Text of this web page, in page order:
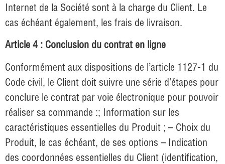
Internet de la Société sont à la charge du Client. Le
cas échéant également, les frais de livraison.
Article 4 : Conclusion du contrat en ligne
Conformément aux dispositions de l’article 1127-1 du
Code civil, le Client doit suivre une série d’étapes pour
conclure le contrat par voie électronique pour pouvoir
réaliser sa commande :; Information sur les
caractéristiques essentielles du Produit ; – Choix du
Produit, le cas échéant, de ses options – Indication
des coordonnées essentielles du Client (identification,